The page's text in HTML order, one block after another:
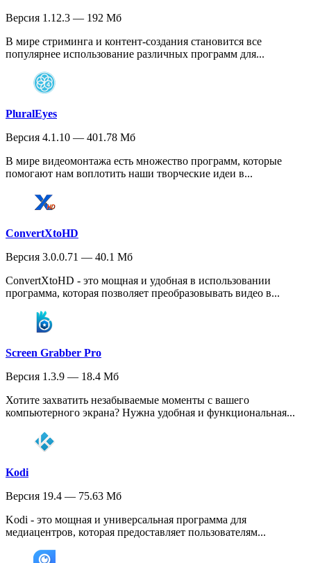
Версия 1.12.3 — 192 Мб
В мире стриминга и контент-создания становится все
популярнее использование различных программ для...
PluralEyes
Версия 4.1.10 — 401.78 Мб
В мире видеомонтажа есть множество программ, которые
помогают нам воплотить наши творческие идеи в...
ConvertXtoHD
Версия 3.0.0.71 — 40.1 Мб
ConvertXtoHD - это мощная и удобная в использовании
программа, которая позволяет преобразовывать видео в...
Screen Grabber Pro
Версия 1.3.9 — 18.4 Мб
Хотите захватить незабываемые моменты с вашего
компьютерного экрана? Нужна удобная и функциональная...
Kodi
Версия 19.4 — 75.63 Мб
Kodi - это мощная и универсальная программа для
медиацентров, которая предоставляет пользователям...